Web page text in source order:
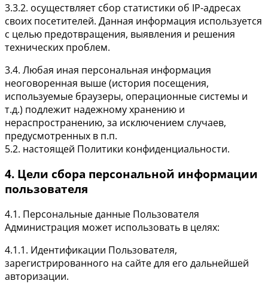
3.3.2. осуществляет сбор статистики об IP-адресах
своих посетителей. Данная информация используется
с целью предотвращения, выявления и решения
технических проблем.
3.4. Любая иная персональная информация
неоговоренная выше (история посещения,
используемые браузеры, операционные системы и
т.д.) подлежит надежному хранению и
нераспространению, за исключением случаев,
предусмотренных в п.п.
5.2. настоящей Политики конфиденциальности.
4. Цели сбора персональной информации
пользователя
4.1. Персональные данные Пользователя
Администрация может использовать в целях:
4.1.1. Идентификации Пользователя,
зарегистрированного на сайте для его дальнейшей
авторизации.